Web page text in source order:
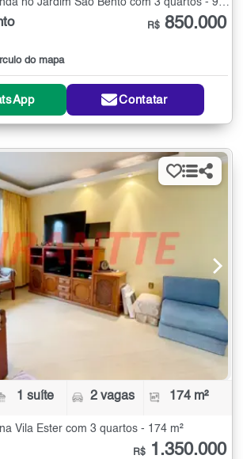
do mapa
R$ 850.000
Contatar
1 suíte 2 vagas 174 m²
Vila Ester com 3 quartos - 174 m²
R$ 1.350.000